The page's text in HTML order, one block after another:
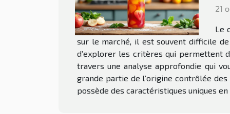
21
Le
sur le marché, il est souvent difficile
d’explorer les critères qui permettent
travers une analyse approfondie qui
grande partie de l’origine contrôlée
possède des caractéristiques uniques